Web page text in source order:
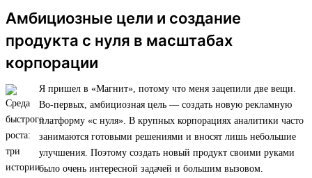
Амбициозные цели и создание
продукта с нуля в масштабах
корпорации
Я пришел в «Магнит», потому что меня зацепили две вещи.
Во-первых, амбициозная цель — создать новую рекламную
платформу «с нуля». В крупных корпорациях аналитики часто
занимаются готовыми решениями и вносят лишь небольшие
улучшения. Поэтому создать новый продукт своими руками
было очень интересной задачей и большим вызовом.